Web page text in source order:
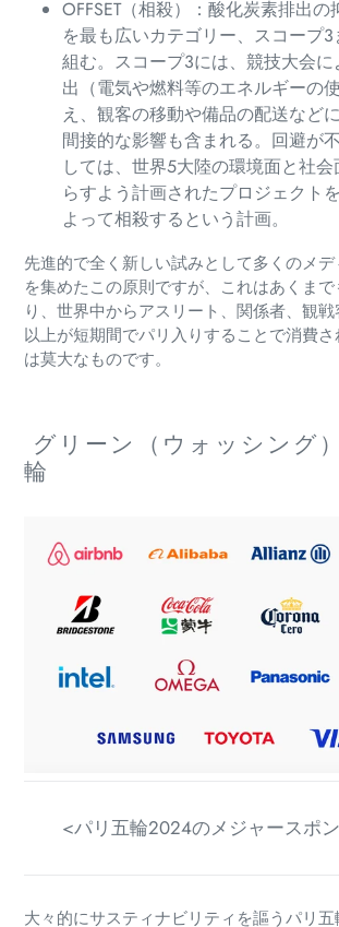
OFFSET（相殺）： 酸化炭素排出の
を最も広いカテゴリー、スコープ3
組む。スコープ3には、競技大会
出（電気や燃料等のエネルギーの
え、観客の移動や備品の配送など
間接的な影響も含まれる。回避が
しては、世界5大陸の環境面と社
らすよう計画されたプロジェクト
よって相殺するという計画。
先進的で全く新しい試みとして多くのメ
を集めたこの原則ですが、これはあくま
り、世界中からアスリート、関係者、観
以上が短期間でパリ入りすることで消費
は莫大なものです。
グリーン（ウォッシング
輪
<パリ五輪2024のメジャースポ
大々的にサスティナビリティを謳うパリ